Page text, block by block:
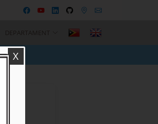
DEPARTAMENT
E.P
X